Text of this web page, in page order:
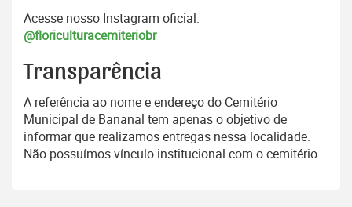
Acesse nosso Instagram oficial:
@floriculturacemiteriobr
Transparência
A referência ao nome e endereço do Cemitério
Municipal de Bananal tem apenas o objetivo de
informar que realizamos entregas nessa localidade.
Não possuímos vínculo institucional com o cemitério.